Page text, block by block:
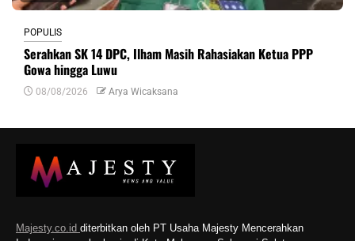
POPULIS
Serahkan SK 14 DPC, Ilham Masih Rahasiakan Ketua PPP
Gowa hingga Luwu
08/08/2026 Arya Wicaksana
Majesty.co.id diterbitkan oleh PT Usaha Majesty Mencerahkan